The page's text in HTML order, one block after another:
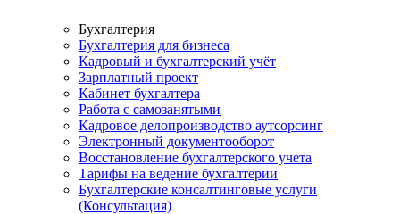
Бухгалтерия
Бухгалтерия для бизнеса
Кадровый и бухгалтерский учёт
Зарплатный проект
Кабинет бухгалтера
Работа с самозанятыми
Кадровое делопроизводство аутсорсинг
Электронный документооборот
Восстановление бухгалтерского учета
Тарифы на ведение бухгалтерии
Бухгалтерские консалтинговые услуги
(Консультация)